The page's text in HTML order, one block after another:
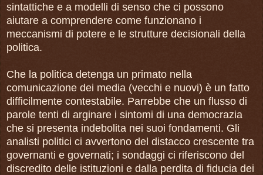
sintattiche e a modelli di senso che ci possono
aiutare a comprendere come funzionano i
meccanismi di potere e le strutture decisionali della
politica.
Che la politica detenga un primato nella
comunicazione dei media (vecchi e nuovi) è un fatto
difficilmente contestabile. Parrebbe che un flusso di
parole tenti di arginare i sintomi di una democrazia
che si presenta indebolita nei suoi fondamenti. Gli
analisti politici ci avvertono del distacco crescente tra
governanti e governati; i sondaggi ci riferiscono del
discredito delle istituzioni e dalla perdita di fiducia dei